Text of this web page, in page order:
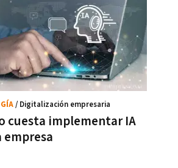
cuesta implementar IA
empresa
/ Digitalización empresaria